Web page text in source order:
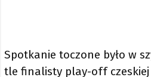
Spotkanie toczone było w
tle finalisty play-off czeskiej